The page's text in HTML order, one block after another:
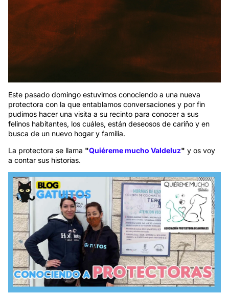
Este pasado domingo estuvimos conociendo a una nueva
protectora con la que entablamos conversaciones y por fin
pudimos hacer una visita a su recinto para conocer a sus
felinos habitantes, los cuáles, están deseosos de cariño y en
busca de un nuevo hogar y familia.
La protectora se llama "Quiéreme mucho Valdeluz" y os voy
a contar sus historias.